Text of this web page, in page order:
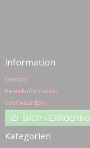
Information
Contact
Bestelinformation
voorwaarden
IZI_SHOP_HERROEPING
Kategorien